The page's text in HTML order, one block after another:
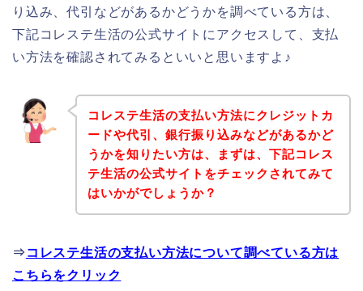
り込み、代引などがあるかどうかを調べている方は、
下記コレステ生活の公式サイトにアクセスして、支払
い方法を確認されてみるといいと思いますよ♪
コレステ生活の支払い方法にクレジットカ
ードや代引、銀行振り込みなどがあるかど
うかを知りたい方は、まずは、下記コレス
テ生活の公式サイトをチェックされてみて
はいかがでしょうか？
⇒ コレステ生活の支払い方法について調べている方は
こちらをクリック